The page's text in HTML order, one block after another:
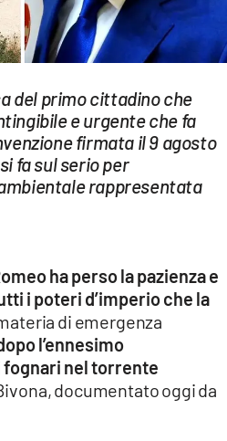
del primo cittadino che
e urgente che fa
firmata il 9 agosto
fa sul serio per
rappresentata
ha perso la pazienza e
i poteri d’imperio che la
di emergenza
l’ennesimo
fognari nel torrente
documentato oggi da